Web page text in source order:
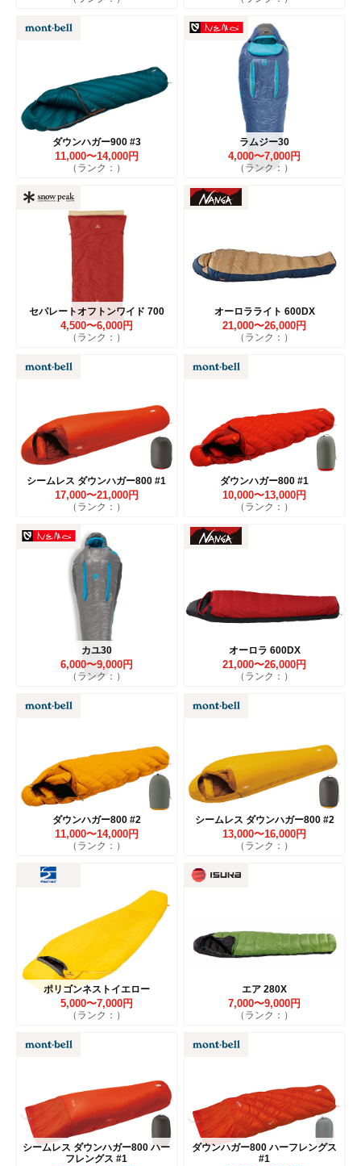
ダウンハガー900 #3
11,000〜14,000円
（ランク：）
ラムジー30
4,000〜7,000円
（ランク：）
セパレートオフトンワイド 700
4,500〜6,000円
（ランク：）
オーロラライト 600DX
21,000〜26,000円
（ランク：）
シームレス ダウンハガー800 #1
17,000〜21,000円
（ランク：）
ダウンハガー800 #1
10,000〜13,000円
（ランク：）
カユ30
6,000〜9,000円
（ランク：）
オーロラ 600DX
21,000〜26,000円
（ランク：）
ダウンハガー800 #2
11,000〜14,000円
（ランク：）
シームレス ダウンハガー800 #2
13,000〜16,000円
（ランク：）
ポリゴンネストイエロー
5,000〜7,000円
（ランク：）
エア 280X
7,000〜9,000円
（ランク：）
シームレス ダウンハガー800 ハー
フレングス #1
ダウンハガー800 ハーフレングス
#1